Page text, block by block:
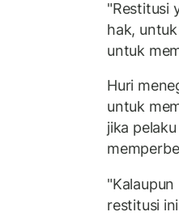
"Restitusi
hak,
untuk
Huri
untuk
jika
restitusi ini